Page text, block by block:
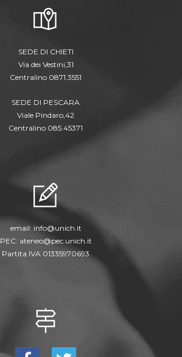
SEDE DI CHIETI
Via dei Vestini,31
Centralino 0871.3551
SEDE DI PESCARA
Viale Pindaro,42
Centralino 085.45371
email:info@unich.it
PEC: ateneo@pec.unich.it
Partita IVA 01335970693